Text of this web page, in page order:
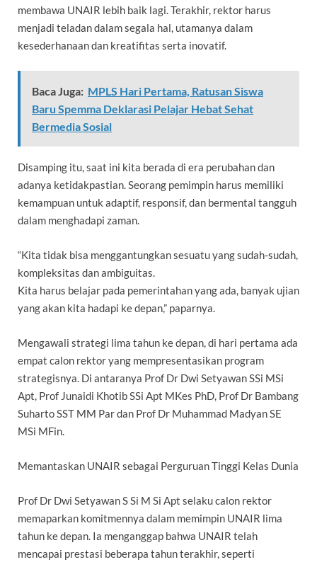
membawa UNAIR lebih baik lagi. Terakhir, rektor harus
menjadi teladan dalam segala hal, utamanya dalam
kesederhanaan dan kreatifitas serta inovatif.
Baca Juga: MPLS Hari Pertama, Ratusan Siswa
Baru Spemma Deklarasi Pelajar Hebat Sehat
Bermedia Sosial
Disamping itu, saat ini kita berada di era perubahan dan
adanya ketidakpastian. Seorang pemimpin harus memiliki
kemampuan untuk adaptif, responsif, dan bermental tangguh
dalam menghadapi zaman.
“Kita tidak bisa menggantungkan sesuatu yang sudah-sudah,
kompleksitas dan ambiguitas.
Kita harus belajar pada pemerintahan yang ada, banyak ujian
yang akan kita hadapi ke depan,” paparnya.
Mengawali strategi lima tahun ke depan, di hari pertama ada
empat calon rektor yang mempresentasikan program
strategisnya. Di antaranya Prof Dr Dwi Setyawan SSi MSi
Apt, Prof Junaidi Khotib SSi Apt MKes PhD, Prof Dr Bambang
Suharto SST MM Par dan Prof Dr Muhammad Madyan SE
MSi MFin.
Memantaskan UNAIR sebagai Perguruan Tinggi Kelas Dunia
Prof Dr Dwi Setyawan S Si M Si Apt selaku calon rektor
memaparkan komitmennya dalam memimpin UNAIR lima
tahun ke depan. Ia menganggap bahwa UNAIR telah
mencapai prestasi beberapa tahun terakhir, seperti